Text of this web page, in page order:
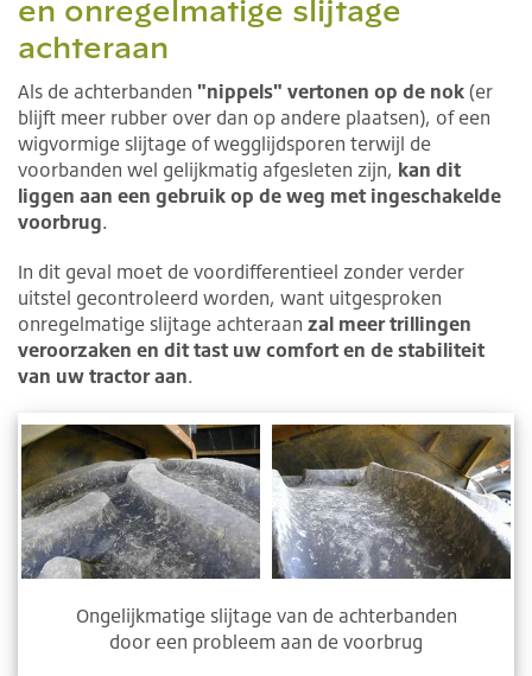
en onregelmatige slijtage
achteraan
Als de achterbanden "nippels" vertonen op de nok (er
blijft meer rubber over dan op andere plaatsen), of een
wigvormige slijtage of wegglijdsporen terwijl de
voorbanden wel gelijkmatig afgesleten zijn, kan dit
liggen aan een gebruik op de weg met ingeschakelde
voorbrug.
In dit geval moet de voordifferentieel zonder verder
uitstel gecontroleerd worden, want uitgesproken
onregelmatige slijtage achteraan zal meer trillingen
veroorzaken en dit tast uw comfort en de stabiliteit
van uw tractor aan.
Ongelijkmatige slijtage van de achterbanden
door een probleem aan de voorbrug